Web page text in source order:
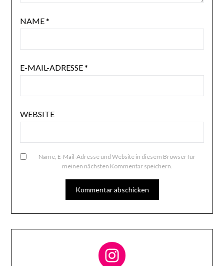
NAME*
E-MAIL-ADRESSE*
WEBSITE
Name, E-Mail-Adresse und Website in diesem Browser für
meinen nächsten Kommentar speichern.
Follow me on Instagram